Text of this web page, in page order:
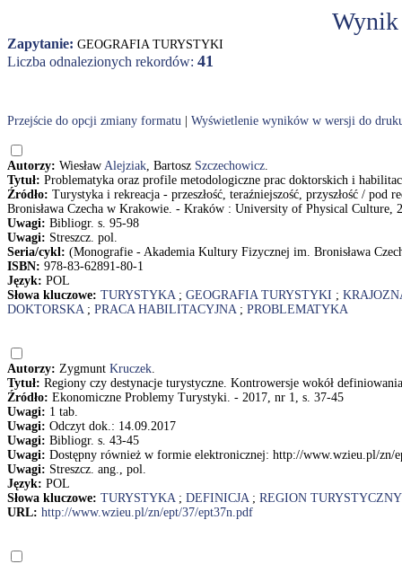
Zapytanie: GEOGRAFIA TURYSTYKI
Liczba odnalezionych rekordów: 41
Przejście do opcji zmiany formatu Wyświetlenie wyników w wersji do
Autorzy: Wiesław Alejziak, Bartosz Szczechowicz.
Tytuł: Problematyka oraz profile metodologiczne prac doktorskich i
Źródło: Turystyka i rekreacja - przeszłość, teraźniejszość, przyszłość /
Bronisława Czecha w Krakowie. - Kraków : University of Physical Culture,
Uwagi: Bibliogr. s. 95-98
Uwagi: Streszcz. pol.
Seria/cykl: (Monografie - Akademia Kultury Fizycznej im. Bronisława
ISBN: 978-83-62891-80-1
Język: POL
Słowa kluczowe: TURYSTYKA; GEOGRAFIA TURYSTYKI ;
DOKTORSKA; PRACA HABILITACYJNA; PROBLEMATYKA
Autorzy: Zygmunt Kruczek.
Tytuł: Regiony czy destynacje turystyczne. Kontrowersje wokół
Źródło: Ekonomiczne Problemy Turystyki. - 2017, nr 1, s. 37-45
Uwagi: 1 tab.
Uwagi: Odczyt dok.: 14.09.2017
Uwagi: Bibliogr. s. 43-45
Uwagi: Dostępny również w formie elektronicznej: http://www.wzieu.pl/zn/
Uwagi: Streszcz. ang., pol.
Język: POL
Słowa kluczowe: TURYSTYKA; DEFINICJA; REGION TURYSTYCZNY
URL: http://www.wzieu.pl/zn/ept/37/ept37n.pdf